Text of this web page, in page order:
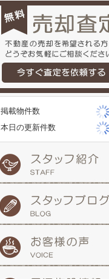
掲載物件数
本日の更新件数